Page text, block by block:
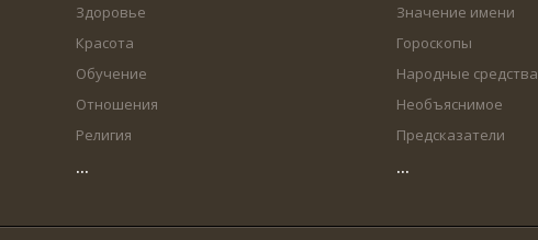
Здоровье
Красота
Обучение
Отношения
Религия
...
Значение имени
Гороскопы
Народные средства
Необъяснимое
Предсказатели
...